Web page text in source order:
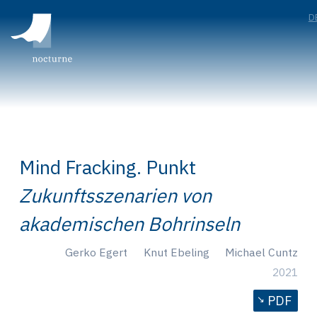
Mind Fracking. Punkt
Zukunftsszenarien von
akademischen Bohrinseln
Michael Cuntz
Knut Ebeling
Gerko Egert
2021
PDF